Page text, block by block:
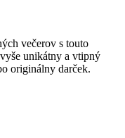
večerov s touto
unikátny a vtipný
originálny darček.